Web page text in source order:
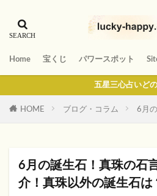
Home 宝くじ パワースポット
五星三心占いどのタイプ？
HOME ブログ・コラム 6月
6月の誕生石！真珠の石
介！真珠以外の誕生石は